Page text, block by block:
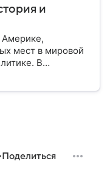
и
мест в мировой
В
этой стране.
Поделиться